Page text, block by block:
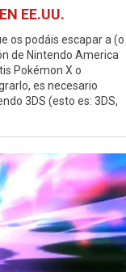
EE.UU.
os podáis escapar a (o
de Nintendo America
Pokémon X o
es necesario
3DS (esto es: 3DS,